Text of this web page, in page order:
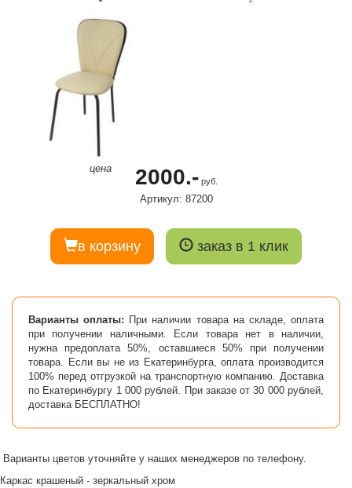
цена 2000.-руб.
Артикул: 87200
в корзину заказ в 1 клик
Варианты оплаты: При наличии товара на складе, оплата
при получении наличными. Если товара нет в наличии,
нужна предоплата 50%, оставшиеся 50% при получении
товара. Если вы не из Екатеринбурга, оплата производится
100% перед отгрузкой на транспортную компанию. Доставка
по Екатеринбургу 1 000 рублей. При заказе от 30 000 рублей,
доставка БЕСПЛАТНО!
Варианты цветов уточняйте у наших менеджеров по телефону.
Каркас крашеный - зеркальный хром